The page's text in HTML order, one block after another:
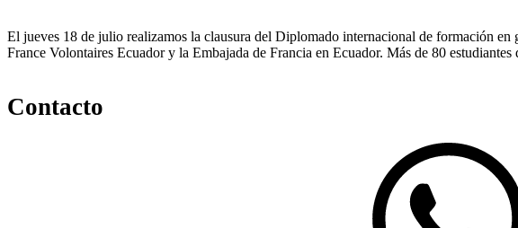
El jueves 18 de julio realizamos la clausura del Diplomado internacional de formación
France Volontaires Ecuador y la Embajada de Francia en Ecuador. Más de 80
Contacto